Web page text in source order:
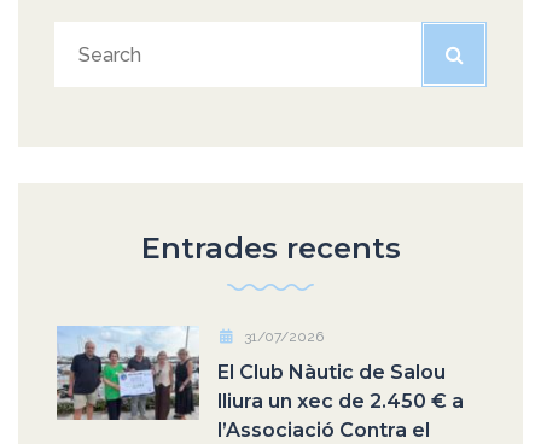
Entrades recents
31/07/2026
El Club Nàutic de Salou
lliura un xec de 2.450 € a
l’Associació Contra el